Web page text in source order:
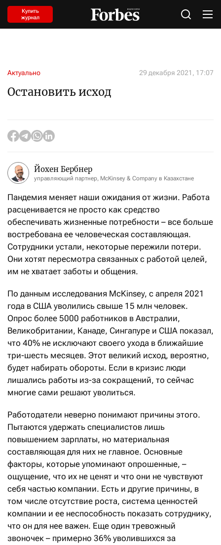
Купить
журнал
Актуально 29 декабря 2021, 17:07
Остановить исход
Йохен Бербнер
управляющий партнер, McKinsey & Company в Казахстане
Пандемия меняет наши ожидания от жизни. Работа
расценивается не просто как средство
обеспечивать жизненные потребности – все больше
востребована ее человеческая составляющая.
Сотрудники устали, некоторые пережили потери.
Они хотят пересмотра связанных с работой целей,
им не хватает заботы и общения.
По данным исследования McKinsey, с апреля 2021
года в США уволились свыше 15 млн человек.
Опрос более 5000 работников в Австралии,
Великобритании, Канаде, Сингапуре и США показал,
что 40% не исключают своего ухода в ближайшие
три-шесть месяцев. Этот великий исход, вероятно,
будет набирать обороты. Если в кризис люди
лишались работы из-за сокращений, то сейчас
многие сами решают уволиться.
Работодатели неверно понимают причины этого.
Пытаются удержать специалистов лишь
повышением зарплаты, но материальная
составляющая для них не главное. Основные
факторы, которые упоминают опрошенные, –
ощущение, что их не ценят и что они не чувствуют
себя частью компании. Есть и другие причины, в
том числе отсутствие роста, система ценностей
компании и ее неспособность показать сотруднику,
что он для нее важен. Еще один тревожный
звоночек – примерно 36% уволившихся за